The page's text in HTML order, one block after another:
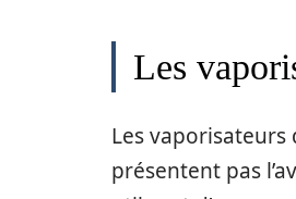
Les
Les vaporisateurs
présentent pas